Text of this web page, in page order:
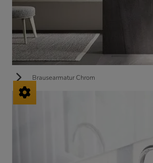
Brausearmatur Chrom